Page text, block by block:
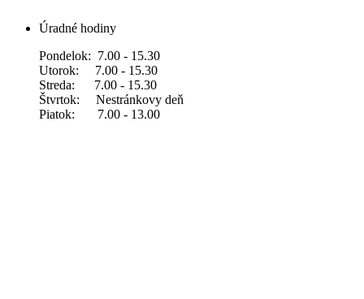
Úradné hodiny
Pondelok: 7.00 - 15.30
Utorok: 7.00 - 15.30
Streda: 7.00 - 15.30
Štvrtok: Nestránkovy deň
Piatok: 7.00 - 13.00